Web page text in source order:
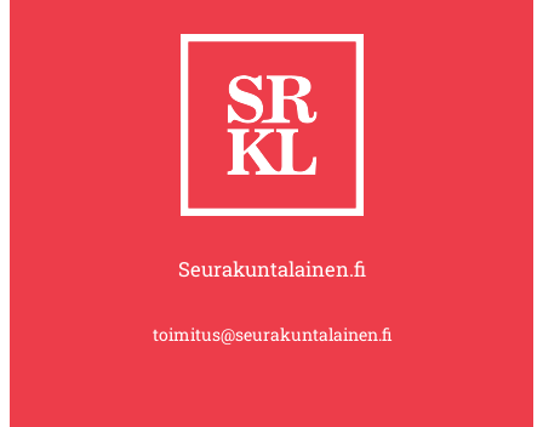
Seurakuntalainen.fi
toimitus@seurakuntalainen.fi